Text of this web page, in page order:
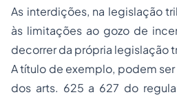
As interdições, na legislação
às limitações ao gozo de
decorrer da própria legislação
A título de exemplo, podem
dos arts. 625 a 627 do